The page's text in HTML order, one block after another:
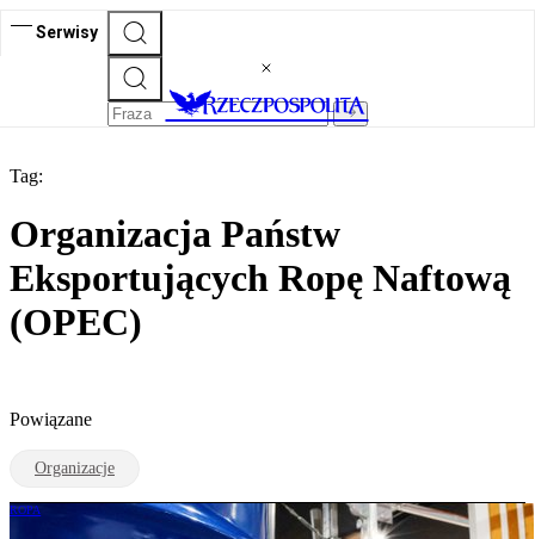
Serwisy
Tag:
Organizacja Państw
Eksportujących Ropę Naftową
(OPEC)
Powiązane
Organizacje
ROPA